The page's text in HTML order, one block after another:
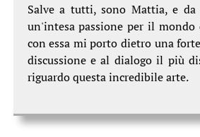
Salve a tutti, sono Mattia, e
un'intesa passione per il mondo
con essa mi porto dietro una
discussione e al dialogo il più
riguardo questa incredibile arte.